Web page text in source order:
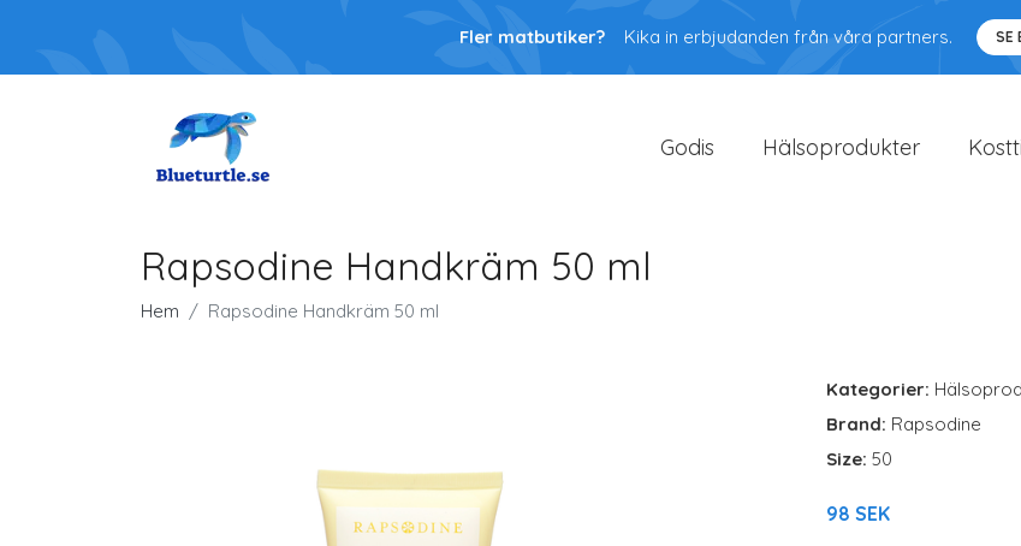
Fler matbutiker? Kika in erbjudanden från våra partners. SE
Godis Hälsoprodukter
Rapsodine Handkräm 50 ml
Hem Rapsodine Handkräm 50 ml
Kategorier:
Brand: Rapsodine
Size: 50
98 SEK